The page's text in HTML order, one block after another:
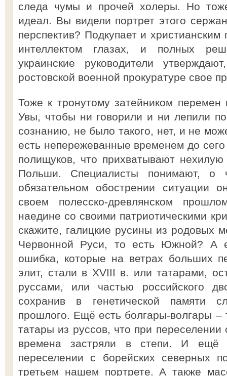
следа чумы и прочей холеры. Но
идеал. Вы видели портрет этого
перспектив? Подкупает и
интеллектом глазах, и полных
украинские руководители
ростовской военной прокуратуре свое
Тоже к тронутому затейником перемен
Увы, чтобы ни говорили и ни лепили
сознанию, не было такого, нет, и не
есть непережеванные временем до
полищуков, что прихватывают
Польши. Специалисты понимают,
обязательном обострении ситуации
своем полесско-древлянском
наедине со своими патриотическими
скажите, галицкие русины из родовых
Червонной Руси, то есть Южной? А
ошибка, которые на ветрах больших
элит, стали в XVIII в. или татарами,
руссами, или частью российского
сохранив в генетической памяти
прошлого. Ещё есть болгары-волгары
татары из руссов, что при переселении
времена застряли в степи. И
переселении с борейских северных
третьем нашем портрете. А также